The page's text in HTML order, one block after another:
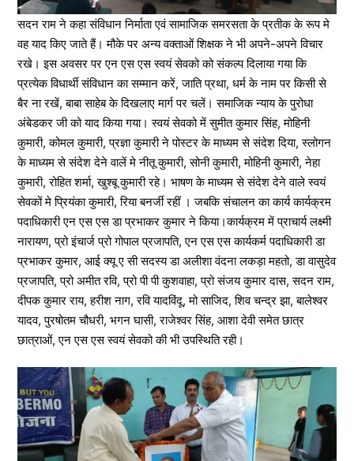
सदन राम ने कहा संविधान निर्माता एवं सामाजिक समरसता के प्रतीक के रूप मे
वह याद किए जाते हैं। मौके पर अन्य वक्ताओं शिक्षक ने भी अपने-अपने विचार
रखे। इस अवसर पर एन एस एस स्वयं सेवको को संकल्प दिलाया गया कि
प्रत्येक विधार्थी संविधान का सम्मान करें, जाति प्रथा, धर्म के नाम पर किसी से
बैर ना रखें, बाबा साहेब के दिखलाए मार्ग पर चलें। समाजिक न्याय के पुरोधा
अंबेडकर जी को याद किया गया। स्वयं सेवको में सुमीत कुमार सिंह, मोहिनी
कुमारी, कोमल कुमारी, प्रज्ञा कुमारी ने पोस्टर के माध्यम से संदेश दिया, स्लोगन
के माध्यम से संदेश देने वालें मे नीतू कुमारी, सोनी कुमारी, मोहिनी कुमारी, नेहा
कुमारी, रोहित शर्मा, खुश्बू कुमारी रहे। भाषण के माध्यम से संदेश देने वाले स्वयं
सेवकों मे प्रियंका कुमारी, रिया बनर्जी रहीं । जबकि संचालन का कार्य कार्यक्रम
पदाधिकारी एन एस एस डा प्रभाकर कुमार ने किया।कार्यक्रम में प्राचार्य लक्ष्मी
नारायण, प्रो इंचार्ज प्रो गोपाल प्रजापति, एन एस एस कार्यकर्म पदाधिकारी डा
प्रभाकर कुमार, आई क्यू ए सी सदस्य डा अलीशा वंदना लकड़ा महतो, डा वासुदेव
प्रजापति, प्रो अमीत रवि, प्रो पी पी कुशवाहा, प्रो संजय कुमार दास, सदन राम,
दीपक कुमार राय, हरीश नाग, रवि यादविंदू, मो साजिद, शिव चन्द्र झा, बालेश्वर
यादव, पुरषोतम चौधरी, भगन घासी, राजेश्वर सिंह, आशा देवी समेत छात्र
छात्राओं, एन एस एस स्वयं सेवको की भी उपस्थिति रही।